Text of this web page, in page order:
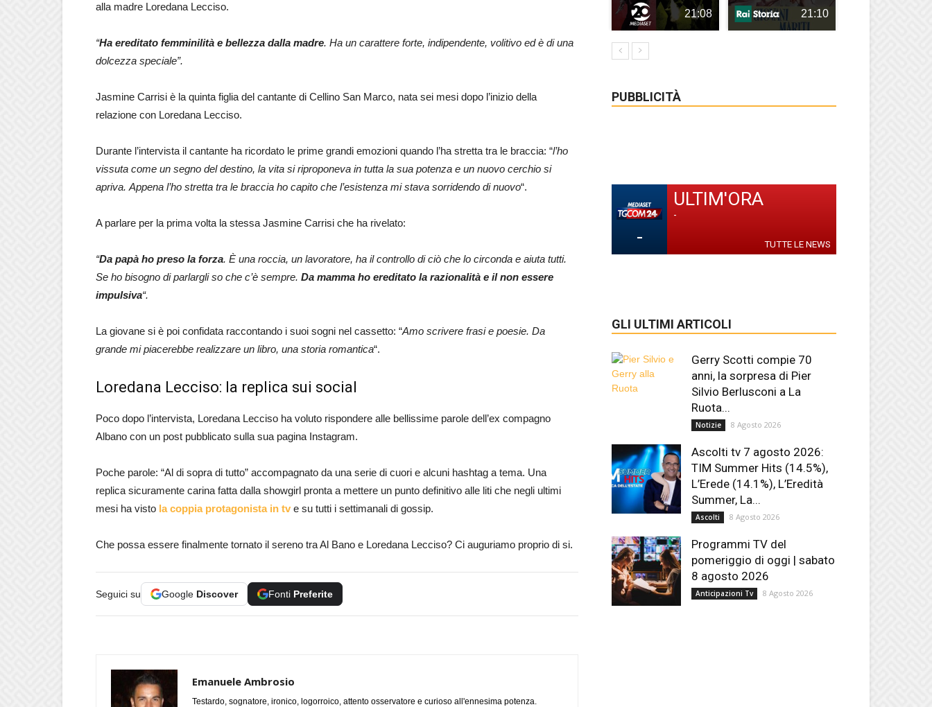
alla madre Loredana Lecciso.
“Ha ereditato femminilità e bellezza dalla madre. Ha un carattere forte, indipendente, volitivo ed è di una
dolcezza speciale”.
Jasmine Carrisi è la quinta figlia del cantante di Cellino San Marco, nata sei mesi dopo l’inizio della
relazione con Loredana Lecciso.
Durante l’intervista il cantante ha ricordato le prime grandi emozioni quando l’ha stretta tra le braccia: “l’ho
vissuta come un segno del destino, la vita si riproponeva in tutta la sua potenza e un nuovo cerchio si
apriva. Appena l’ho stretta tra le braccia ho capito che l’esistenza mi stava sorridendo di nuovo“.
A parlare per la prima volta la stessa Jasmine Carrisi che ha rivelato:
“Da papà ho preso la forza. È una roccia, un lavoratore, ha il controllo di ciò che lo circonda e aiuta tutti.
Se ho bisogno di parlargli so che c’è sempre. Da mamma ho ereditato la razionalità e il non essere
impulsiva“.
La giovane si è poi confidata raccontando i suoi sogni nel cassetto: “Amo scrivere frasi e poesie. Da
grande mi piacerebbe realizzare un libro, una storia romantica“.
Loredana Lecciso: la replica sui social
Poco dopo l’intervista, Loredana Lecciso ha voluto rispondere alle bellissime parole dell’ex compagno
Albano con un post pubblicato sulla sua pagina Instagram.
Poche parole: “Al di sopra di tutto” accompagnato da una serie di cuori e alcuni hashtag a tema. Una
replica sicuramente carina fatta dalla showgirl pronta a mettere un punto definitivo alle liti che negli ultimi
mesi ha visto la coppia protagonista in tv e su tutti i settimanali di gossip.
Che possa essere finalmente tornato il sereno tra Al Bano e Loredana Lecciso? Ci auguriamo proprio di si.
Seguici su Google Discover Fonti Preferite
Emanuele Ambrosio
Testardo, sognatore, ironico, logorroico, attento osservatore e curioso all'ennesima potenza.
21:08 21:10
PUBBLICITÀ
-
ULTIM'ORA
-
TUTTE LE NEWS
GLI ULTIMI ARTICOLI
Gerry Scotti compie 70
anni, la sorpresa di Pier
Silvio Berlusconi a La
Ruota...
Notizie 8 Agosto 2026
Ascolti tv 7 agosto 2026:
TIM Summer Hits (14.5%),
L’Erede (14.1%), L’Eredità
Summer, La...
Ascolti 8 Agosto 2026
Programmi TV del
pomeriggio di oggi | sabato
8 agosto 2026
Anticipazioni Tv 8 Agosto 2026